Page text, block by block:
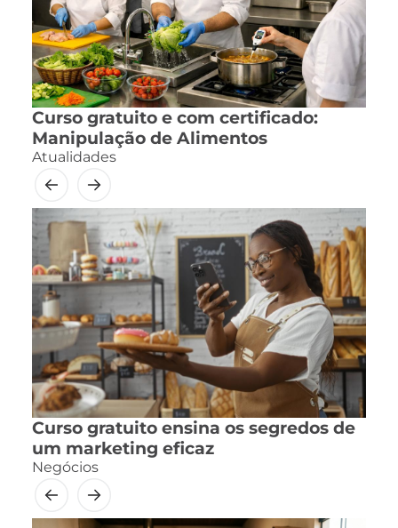
Curso gratuito e com certificado:
Manipulação de Alimentos
Atualidades
Curso gratuito ensina os segredos de
um marketing eficaz
Negócios